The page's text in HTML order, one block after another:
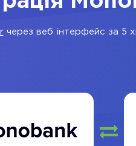
через веб інтерфейс за 5